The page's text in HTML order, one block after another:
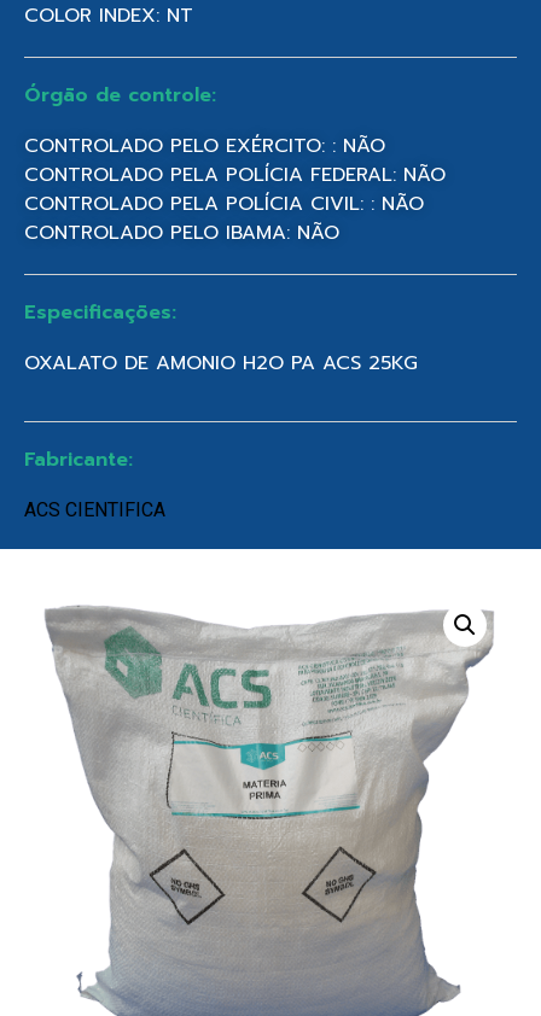
COLOR INDEX: NT
Órgão de controle:
CONTROLADO PELO EXÉRCITO: : NÃO
CONTROLADO PELA POLÍCIA FEDERAL: NÃO
CONTROLADO PELA POLÍCIA CIVIL: : NÃO
CONTROLADO PELO IBAMA: NÃO
Especificações:
OXALATO DE AMONIO H2O PA ACS 25KG
Fabricante:
ACS CIENTIFICA